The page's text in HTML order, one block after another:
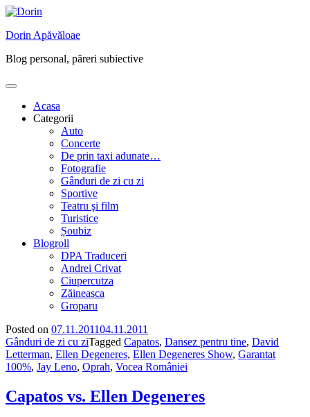
Skip
content
Dorin Apăvăloae
Blog personal, păreri subiective
Acasa
Categorii
Auto
Concerte
De prin taxi adunate…
Fotografie
Gânduri de zi cu zi
Sportive
Teatru şi film
Turistice
Șoubiz
Blogroll
DPA Traduceri
Andrei Crivat
Ciupercutza
Zăineasca
Groparu
Posted on 07.11.201104.11.2011
Gânduri de zi cu ziTagged Capatos, Dansez pentru tine, David
Letterman, Ellen Degeneres, Ellen Degeneres Show, Garantat
100%, Jay Leno, Oprah, Vocea României
Capatos vs. Ellen Degeneres